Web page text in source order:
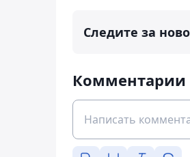
Следите за
Комментарии